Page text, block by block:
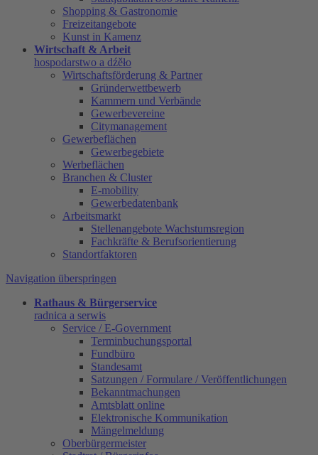
Shopping & Gastronomie
Freizeitangebote
Kunst in Kamenz
Wirtschaft & Arbeit
hospodarstwo a dźěło
Wirtschaftsförderung & Partner
Gründerwettbewerb
Kammern und Verbände
Gewerbevereine
Citymanagement
Gewerbeflächen
Gewerbegebiete
Werbeflächen
Branchen & Cluster
E-mobility
Gewerbedatenbank
Arbeitsmarkt
Stellenangebote Wachstumsregion
Fachkräfte & Berufsorientierung
Standortfaktoren
Navigation überspringen
Rathaus & Bürgerservice
radnica a serwis
Service / E-Government
Terminbuchungsportal
Fundbüro
Standesamt
Satzungen / Formulare / Veröffentlichungen
Bekanntmachungen
Amtsblatt online
Elektronische Kommunikation
Mängelmeldung
Oberbürgermeister